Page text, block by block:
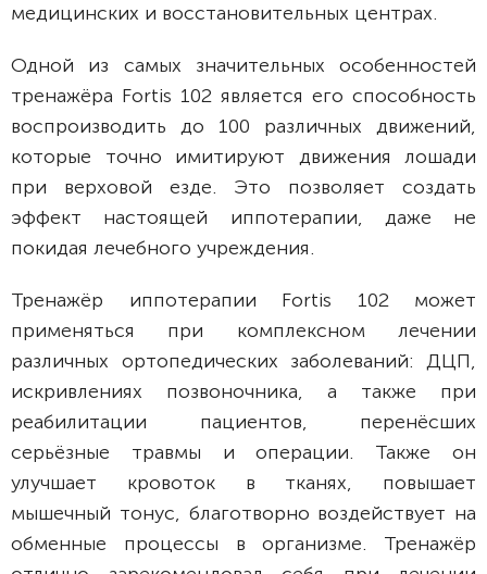
медицинских и восстановительных центрах.
Одной из самых значительных особенностей
тренажёра Fortis 102 является его способность
воспроизводить до 100 различных движений,
которые точно имитируют движения лошади
при верховой езде. Это позволяет создать
эффект настоящей иппотерапии, даже не
покидая лечебного учреждения.
Тренажёр иппотерапии Fortis 102 может
применяться при комплексном лечении
различных ортопедических заболеваний: ДЦП,
искривлениях позвоночника, а также при
реабилитации пациентов, перенёсших
серьёзные травмы и операции. Также он
улучшает кровоток в тканях, повышает
мышечный тонус, благотворно воздействует на
обменные процессы в организме. Тренажёр